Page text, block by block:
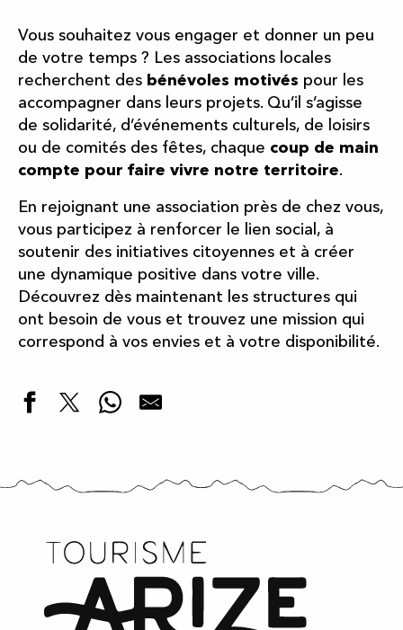
Vous souhaitez vous engager et donner un peu
de votre temps ? Les associations locales
recherchent des bénévoles motivés pour les
accompagner dans leurs projets. Qu’il s’agisse
de solidarité, d’événements culturels, de loisirs
ou de comités des fêtes, chaque coup de main
compte pour faire vivre notre territoire.
En rejoignant une association près de chez vous,
vous participez à renforcer le lien social, à
soutenir des initiatives citoyennes et à créer
une dynamique positive dans votre ville.
Découvrez dès maintenant les structures qui
ont besoin de vous et trouvez une mission qui
correspond à vos envies et à votre disponibilité.
Comité des Fêtes de Méras
Comité des fêtes du Mas-d'Azil
Le Propulseur Azilien
Comité des fêtes de Camarade
Mémoires Aziliennes
Comité des fêtes de Lézat sur Lèze